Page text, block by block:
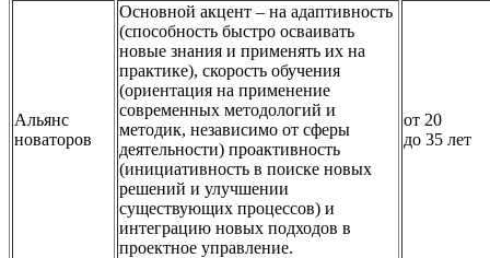
Альянс
новаторов
Основной акцент – на адаптивность
(способность быстро осваивать
новые знания и применять их на
практике), скорость обучения
(ориентация на применение
современных методологий и
методик, независимо от сферы
деятельности) проактивность
(инициативность в поиске новых
решений и улучшении
существующих процессов) и
интеграцию новых подходов в
проектное управление.
от 20
до 35 лет